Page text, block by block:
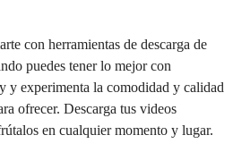
con herramientas de descarga de
puedes tener lo mejor con
y experimenta la comodidad y calidad
ofrecer. Descarga tus videos
en cualquier momento y lugar.